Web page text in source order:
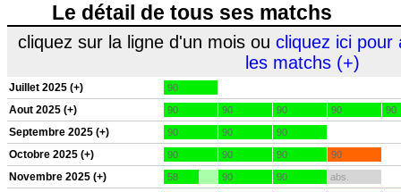
Le détail de tous ses matchs
cliquez sur la ligne d'un mois ou cliquez ici pour
les matchs (+)
Juillet 2025 (+) 90
Aout 2025 (+) 90 90 90 90 90
Septembre 2025 (+) 90 90 90
Octobre 2025 (+) 90 90 90 90
Novembre 2025 (+) 58 90 90 abs.